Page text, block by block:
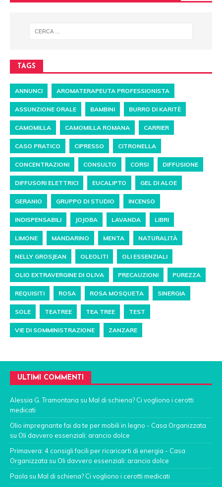
TAGS
ANNUNCI AROMATERAPEUTA PROFESSIONISTA
ASSUNZIONE ORALE BAMBINI BURRO DI KARITÈ
CAMOMILLA CAMOMILLA ROMANA CARRIER
CASO PRATICO CIPRESSO CITRONELLA
CONCENTRAZIONI CONSULTO CORSI DIFFUSIONE
DIFFUSORI ELETTRICI EUCALIPTO GEL DI ALOE
GERANIO GRUPPO DI STUDIO INCENSO
INDISPENSABILI JOJOBA LAVANDA LIBRI
LIMONE MANDARINO MENTA NATURALITÀ
NELLY GROSJEAN OLEOLITI OLI ESSENZIALI
OLIO EXTRAVERGINE DI OLIVA PRECAUZIONI PUREZZA
REQUISITI ROSA ROSA MOSQUETA SINERGIA
SOLE TEATREE TEA TREE TEST
VIE DI SOMMINISTRAZIONE ZANZARE
ULTIMI COMMENTI
Alessia G. Tramontana su Mal di schiena? Ci vogliono i cerotti
medicati
Olio impregnante fai da te per mobili in legno - Casa Organizzata
su Oli davvero essenziali: arancio dolce
Primavera: 4 consigli facili per ricaricarti di energia - Casa
Organizzata su Oli davvero essenziali: arancio dolce
Paola su Mal di schiena? Ci vogliono i cerotti medicati